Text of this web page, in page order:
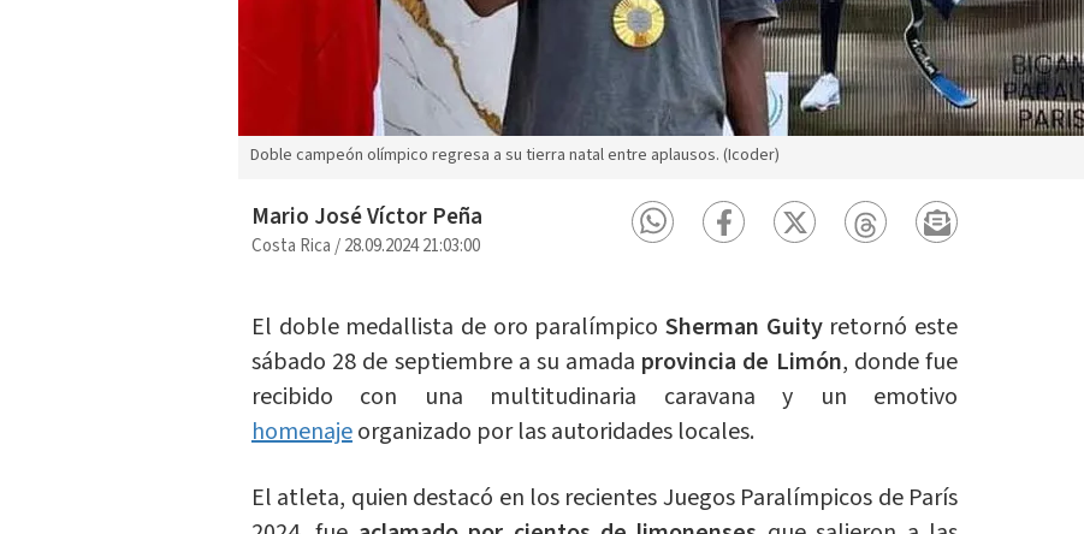
Doble campeón olímpico regresa a su tierra natal entre aplausos. (Icoder)
Mario José Víctor Peña
Costa Rica/28.09.2024 21:03:00
El doble medallista de oro paralímpico Sherman Guityretornó este
sábado 28 de septiembre a su amada provincia de Limón, donde fue
recibido con una multitudinaria caravana y un emotivo
homenajeorganizado por las autoridades locales.
El atleta, quien destacó en los recientes Juegos Paralímpicos de París